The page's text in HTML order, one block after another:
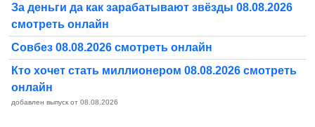
За деньги да как зарабатывают звёзды 08.08.2026
смотреть онлайн
Совбез 08.08.2026 смотреть онлайн
Кто хочет стать миллионером 08.08.2026 смотреть
онлайн
добавлен выпуск от 08.08.2026